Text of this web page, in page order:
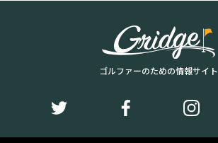
ゴルファーのための情報サイト